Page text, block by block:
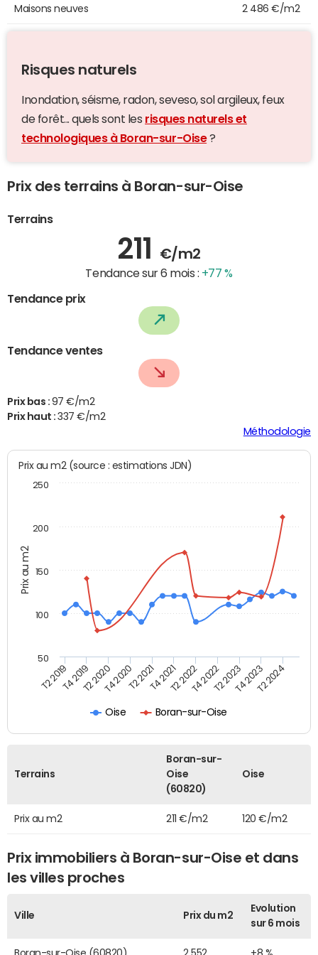
Maisons neuves 2 486 €/m2
Risques naturels
Inondation, séisme, radon, seveso, sol argileux, feux
de forêt... quels sont les risques naturels et
technologiques à Boran-sur-Oise?
Prix des terrains à Boran-sur-Oise
Terrains
211 €/m2
Tendance sur 6 mois : +77 %
Tendance prix
Tendance ventes
Prix bas : 97 €/m2
Prix haut :337 €/m2
Méthodologie
Prix au m2
Prix au m2 (source : estimations JDN)
Oise Boran-sur-Oise
T2 2019T4 2019T2 2020T4 2020T2 2021T4 2021T2 2022T4 2022T2 2023T4 2023T2 2024
50
100
150
200
250
Terrains
Boran-sur-
Oise
(60820)
Oise
Prix au m2 211 €/m2 120 €/m2
Prix immobiliers à Boran-sur-Oise et dans
les villes proches
Ville Prix du m2
Evolution
sur 6 mois